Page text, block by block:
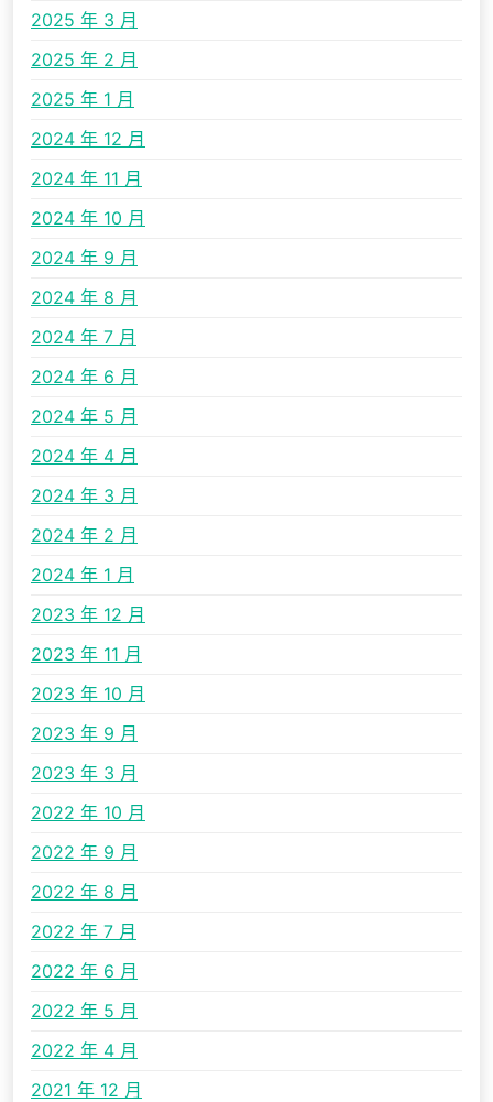
2025 年 3 月
2025 年 2 月
2025 年 1 月
2024 年 12 月
2024 年 11 月
2024 年 10 月
2024 年 9 月
2024 年 8 月
2024 年 7 月
2024 年 6 月
2024 年 5 月
2024 年 4 月
2024 年 3 月
2024 年 2 月
2024 年 1 月
2023 年 12 月
2023 年 11 月
2023 年 10 月
2023 年 9 月
2023 年 3 月
2022 年 10 月
2022 年 9 月
2022 年 8 月
2022 年 7 月
2022 年 6 月
2022 年 5 月
2022 年 4 月
2021 年 12 月